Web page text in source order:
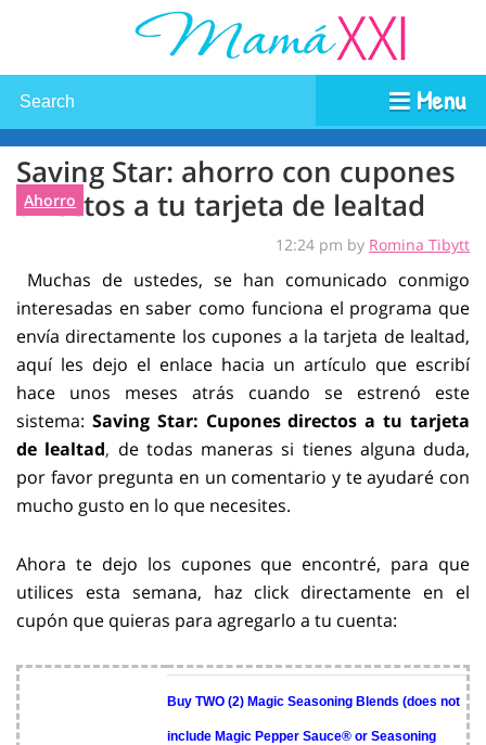
Menu
Saving Star: ahorro con cupones
directos a tu tarjeta de lealtad
Ahorro
12:24 pm by Romina Tibytt
Muchas de ustedes, se han comunicado conmigo
interesadas en saber como funciona el programa que
envía directamente los cupones a la tarjeta de lealtad,
aquí les dejo el enlace hacia un artículo que escribí
hace unos meses atrás cuando se estrenó este
sistema: Saving Star: Cupones directos a tu tarjeta
de lealtad, de todas maneras si tienes alguna duda,
por favor pregunta en un comentario y te ayudaré con
mucho gusto en lo que necesites.
Ahora te dejo los cupones que encontré, para que
utilices esta semana, haz click directamente en el
cupón que quieras para agregarlo a tu cuenta:
Buy TWO (2) Magic Seasoning Blends (does not
include Magic Pepper Sauce® or Seasoning